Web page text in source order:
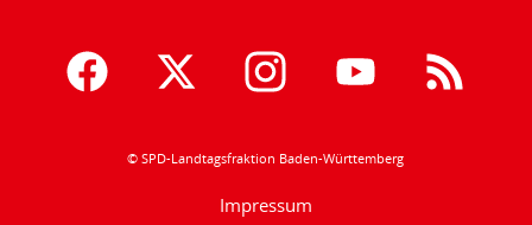
© SPD-Landtagsfraktion Baden-Württemberg
Impressum